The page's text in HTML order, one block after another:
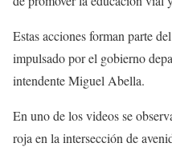
Estas acciones forman parte
impulsado por el gobierno
intendente Miguel Abella.
En uno de los videos se
roja en la intersección de